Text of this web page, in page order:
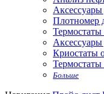
Аксессуары
Плотномер
Термостаты
Аксессуары
Криостаты
Термостаты
Больше